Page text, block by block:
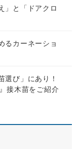
」と「ドアクロ
るカーネーショ
選び」にあり！
接木苗をご紹介